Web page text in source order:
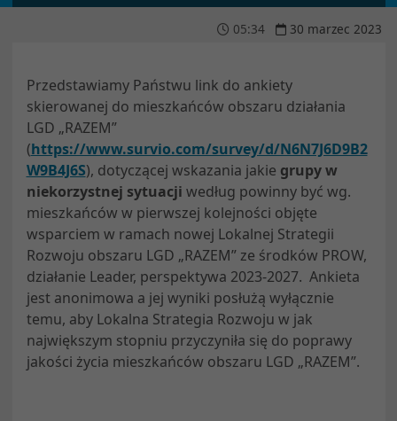
05:34 30 marzec 2023
Przedstawiamy Państwu link do ankiety
skierowanej do mieszkańców obszaru działania
LGD „RAZEM”
(https://www.survio.com/survey/d/N6N7J6D9B2
W9B4J6S), dotyczącej wskazania jakie grupy w
niekorzystnej sytuacji według powinny być wg.
mieszkańców w pierwszej kolejności objęte
wsparciem w ramach nowej Lokalnej Strategii
Rozwoju obszaru LGD „RAZEM” ze środków PROW,
działanie Leader, perspektywa 2023-2027. Ankieta
jest anonimowa a jej wyniki posłużą wyłącznie
temu, aby Lokalna Strategia Rozwoju w jak
największym stopniu przyczyniła się do poprawy
jakości życia mieszkańców obszaru LGD „RAZEM”.